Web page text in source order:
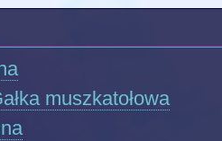
muszkatołowa